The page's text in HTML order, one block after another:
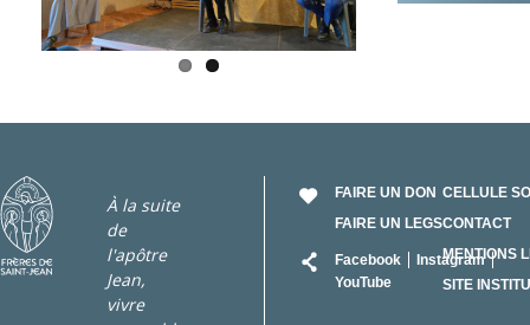
À la suite
de
l'apôtre
Jean,
vivre
FAIRE UN DON
FAIRE UN LEGS
Facebook
Instagram
YouTube
CELLULE
CONTACT
MENTIONS
SITE